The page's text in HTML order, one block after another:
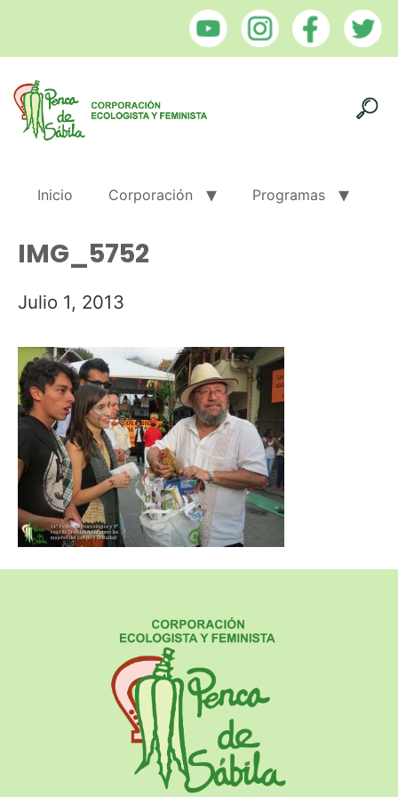
Inicio Corporación Programas
IMG_5752
Julio 1, 2013